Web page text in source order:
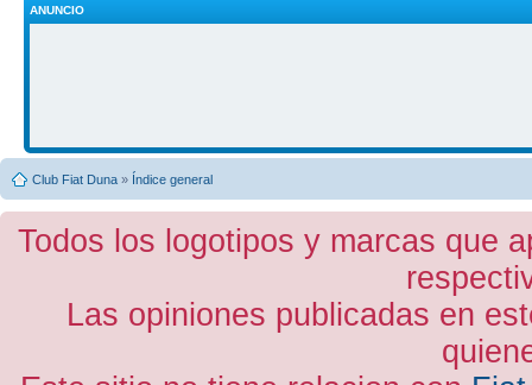
ANUNCIO
Club Fiat Duna » Índice general
Todos los logotipos y marcas que
Las opiniones publicadas en